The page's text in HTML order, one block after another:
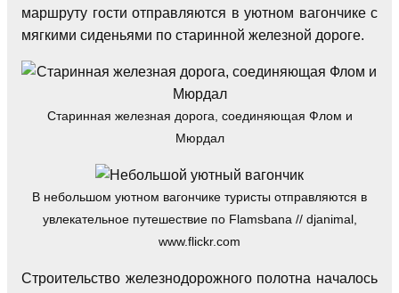
маршруту гости отправляются в уютном вагончике с
мягкими сиденьями по старинной железной дороге.
Старинная железная дорога, соединяющая Флом и
Мюрдал
В небольшом уютном вагончике туристы отправляются в
увлекательное путешествие по Flamsbana // djanimal,
www.flickr.com
Строительство железнодорожного полотна началось